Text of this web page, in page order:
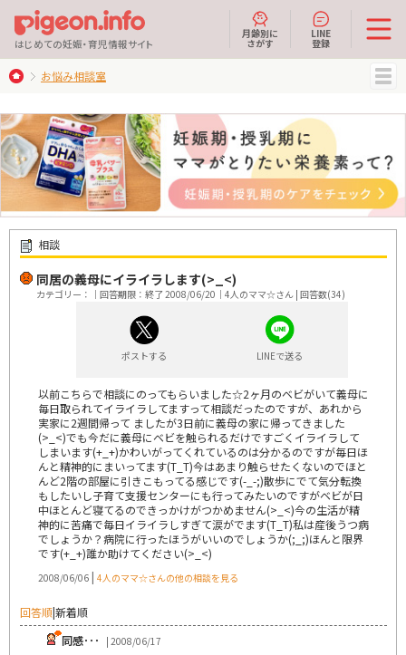
はじめての妊娠・育児情報サイト
月齢別に
さがす
LINE
登録
お悩み相談室
相談
同居の義母にイライラします(>_<)
カテゴリー：｜回答期限：終了 2008/06/20｜4人のママ☆さん | 回答数(34)
ポストする LINEで送る
以前こちらで相談にのってもらいました☆2ヶ月のベビがいて義母に
毎日取られてイライラしてますって相談だったのですが、あれから
実家に2週間帰って ましたが3日前に義母の家に帰ってきました
(>_<)でも今だに義母にベビを触られるだけですごくイライラして
しまいます(+_+)かわいがってくれているのは分かるのですが毎日ほ
んと精神的にまいってます(T_T)今はあまり触らせたくないのでほと
んど2階の部屋に引きこもってる感じです(-_-;)散歩にでて気分転換
もしたいし子育て支援センターにも行ってみたいのですがベビが日
中ほとんど寝てるのできっかけがつかめません(>_<)今の生活が精
神的に苦痛で毎日イライラしすぎて涙がでます(T_T)私は産後うつ病
でしょうか？病院に行ったほうがいいのでしょうか(;_;)ほんと限界
です(+_+)誰か助けてください(>_<)
2008/06/06 | 4人のママ☆さんの他の相談を見る
回答順|新着順
同感･･･
| 2008/06/17